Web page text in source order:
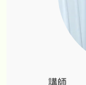
講師